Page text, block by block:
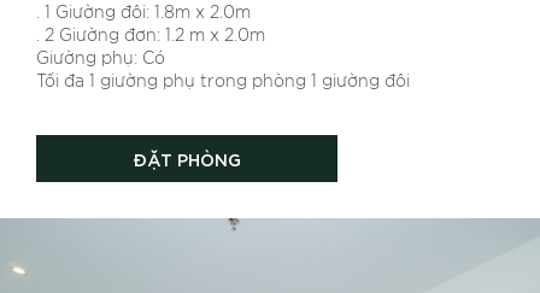
. 1 Giường đôi: 1.8m x 2.0m
. 2 Giường đơn: 1.2 m x 2.0m
Giường phụ: Có
Tối đa 1 giường phụ trong phòng 1 giường đôi
ĐẶT PHÒNG